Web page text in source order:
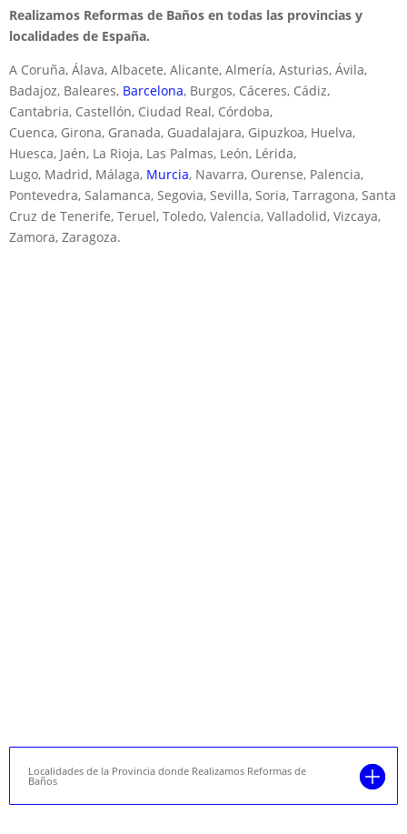
Realizamos Reformas de Baños en todas las provincias y
localidades de España.
A Coruña, Álava, Albacete, Alicante, Almería, Asturias, Ávila,
Badajoz, Baleares, Barcelona, Burgos, Cáceres, Cádiz,
Cantabria, Castellón, Ciudad Real, Córdoba,
Cuenca, Girona, Granada, Guadalajara, Gipuzkoa, Huelva,
Huesca, Jaén, La Rioja, Las Palmas, León, Lérida,
Lugo, Madrid, Málaga, Murcia, Navarra, Ourense, Palencia,
Pontevedra, Salamanca, Segovia, Sevilla, Soria, Tarragona, Santa
Cruz de Tenerife, Teruel, Toledo, Valencia, Valladolid, Vizcaya,
Zamora, Zaragoza.
Localidades de la Provincia donde Realizamos Reformas de
Baños